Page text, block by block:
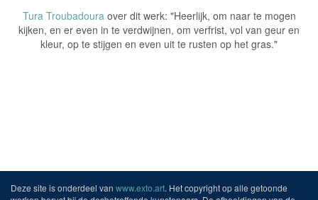
Tura Troubadoura over dit werk: "Heerlijk, om naar te mogen
kijken, en er even in te verdwijnen, om verfrist, vol van geur en
kleur, op te stijgen en even uit te rusten op het gras."
Deze site is onderdeel van www.exto.art. Het copyright op alle getoonde